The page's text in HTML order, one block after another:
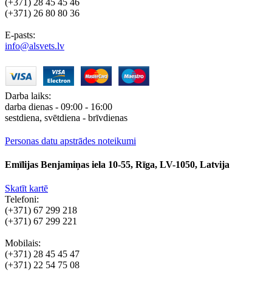
(+371) 26 80 80 36
E-pasts:
info@alsvets.lv
Darba laiks:
darba dienas - 09:00 - 16:00
sestdiena, svētdiena - brīvdienas
Personas datu apstrādes noteikumi
Emīlijas Benjamiņas iela 10-55, Rīga, LV-1050, Latvija
Skatīt kartē
Telefoni:
(+371) 67 299 218
(+371) 67 299 221
Mobilais:
(+371) 28 45 45 47
(+371) 22 54 75 08